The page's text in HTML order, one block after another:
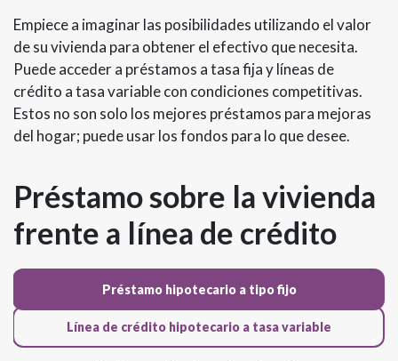
Empiece a imaginar las posibilidades utilizando el valor
de su vivienda para obtener el efectivo que necesita.
Puede acceder a préstamos a tasa fija y líneas de
crédito a tasa variable con condiciones competitivas.
Estos no son solo los mejores préstamos para mejoras
del hogar; puede usar los fondos para lo que desee.
Préstamo sobre la vivienda
frente a línea de crédito
Préstamo hipotecario a tipo fijo
Línea de crédito hipotecario a tasa variable